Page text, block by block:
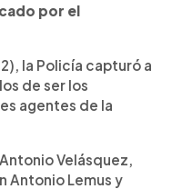
por el
la Policía capturó a
de ser los
agentes de la
Velásquez,
Antonio Lemus y